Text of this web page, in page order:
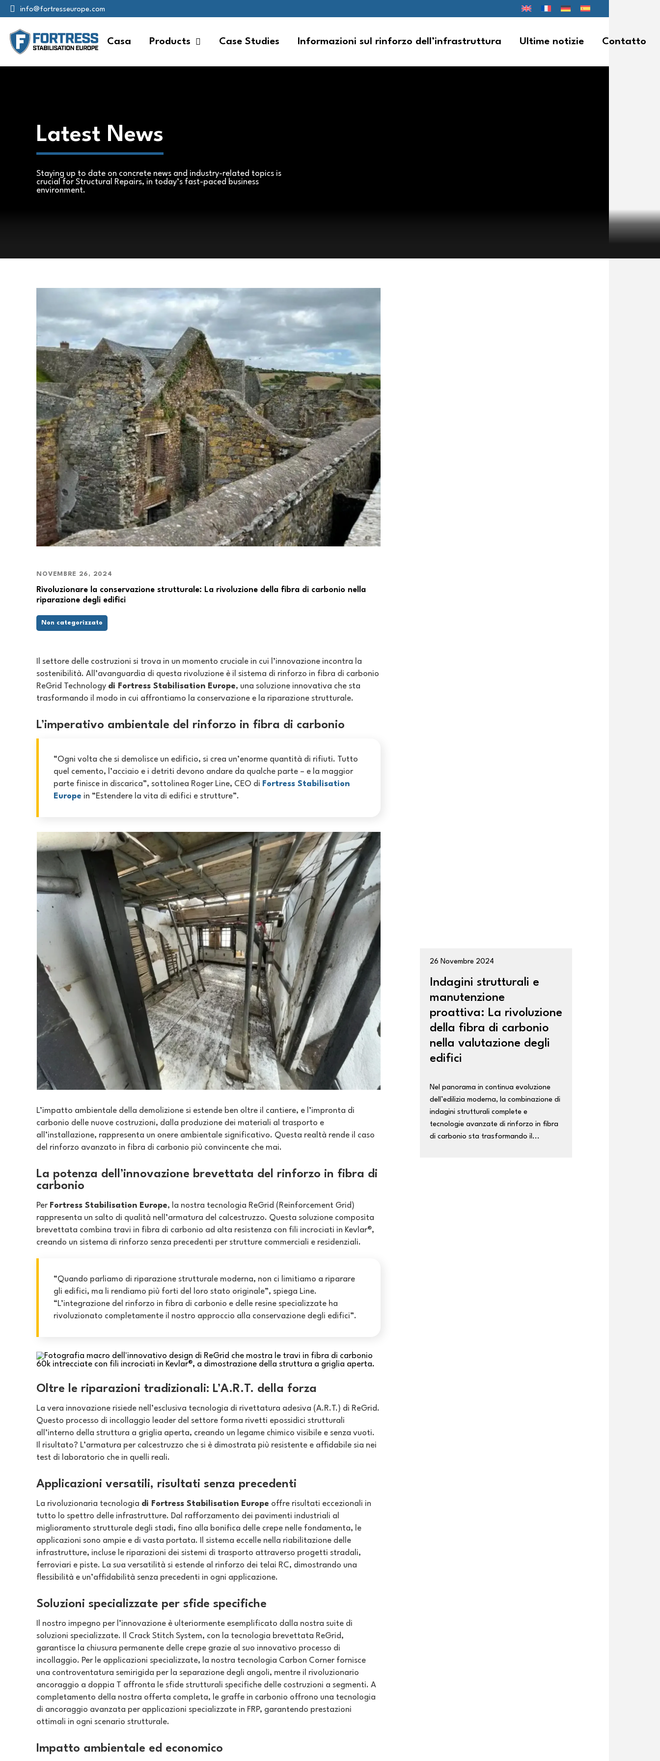
info@fortresseurope.com
Casa Products Case Studies Informazioni sul rinforzo dell’infrastruttura Ultime notizie Contatto
Latest News
Staying up to date on concrete news and industry-related topics is
crucial for Structural Repairs, in today’s fast-paced business
environment.
NOVEMBRE 26, 2024
Rivoluzionare la conservazione strutturale: La rivoluzione della fibra di carbonio nella
riparazione degli edifici
Non categorizzato
Il settore delle costruzioni si trova in un momento cruciale in cui l’innovazione incontra la
sostenibilità. All’avanguardia di questa rivoluzione è il sistema di rinforzo in fibra di carbonio
ReGrid Technology di Fortress Stabilisation Europe, una soluzione innovativa che sta
trasformando il modo in cui affrontiamo la conservazione e la riparazione strutturale.
L’imperativo ambientale del rinforzo in fibra di carbonio
“Ogni volta che si demolisce un edificio, si crea un’enorme quantità di rifiuti. Tutto
quel cemento, l’acciaio e i detriti devono andare da qualche parte – e la maggior
parte finisce in discarica”, sottolinea Roger Line, CEO di Fortress Stabilisation
Europe in “Estendere la vita di edifici e strutture”.
L’impatto ambientale della demolizione si estende ben oltre il cantiere, e l’impronta di
carbonio delle nuove costruzioni, dalla produzione dei materiali al trasporto e
all’installazione, rappresenta un onere ambientale significativo. Questa realtà rende il caso
del rinforzo avanzato in fibra di carbonio più convincente che mai.
La potenza dell’innovazione brevettata del rinforzo in fibra di
carbonio
Per Fortress Stabilisation Europe, la nostra tecnologia ReGrid (Reinforcement Grid)
rappresenta un salto di qualità nell’armatura del calcestruzzo. Questa soluzione composita
brevettata combina travi in fibra di carbonio ad alta resistenza con fili incrociati in Kevlar®,
creando un sistema di rinforzo senza precedenti per strutture commerciali e residenziali.
“Quando parliamo di riparazione strutturale moderna, non ci limitiamo a riparare
gli edifici, ma li rendiamo più forti del loro stato originale”, spiega Line.
“L’integrazione del rinforzo in fibra di carbonio e delle resine specializzate ha
rivoluzionato completamente il nostro approccio alla conservazione degli edifici”.
Oltre le riparazioni tradizionali: L’A.R.T. della forza
La vera innovazione risiede nell’esclusiva tecnologia di rivettatura adesiva (A.R.T.) di ReGrid.
Questo processo di incollaggio leader del settore forma rivetti epossidici strutturali
all’interno della struttura a griglia aperta, creando un legame chimico visibile e senza vuoti.
Il risultato? L’armatura per calcestruzzo che si è dimostrata più resistente e affidabile sia nei
test di laboratorio che in quelli reali.
Applicazioni versatili, risultati senza precedenti
La rivoluzionaria tecnologia di Fortress Stabilisation Europe offre risultati eccezionali in
tutto lo spettro delle infrastrutture. Dal rafforzamento dei pavimenti industriali al
miglioramento strutturale degli stadi, fino alla bonifica delle crepe nelle fondamenta, le
applicazioni sono ampie e di vasta portata. Il sistema eccelle nella riabilitazione delle
infrastrutture, incluse le riparazioni dei sistemi di trasporto attraverso progetti stradali,
ferroviari e piste. La sua versatilità si estende al rinforzo dei telai RC, dimostrando una
flessibilità e un’affidabilità senza precedenti in ogni applicazione.
Soluzioni specializzate per sfide specifiche
Il nostro impegno per l’innovazione è ulteriormente esemplificato dalla nostra suite di
soluzioni specializzate. Il Crack Stitch System, con la tecnologia brevettata ReGrid,
garantisce la chiusura permanente delle crepe grazie al suo innovativo processo di
incollaggio. Per le applicazioni specializzate, la nostra tecnologia Carbon Corner fornisce
una controventatura semirigida per la separazione degli angoli, mentre il rivoluzionario
ancoraggio a doppia T affronta le sfide strutturali specifiche delle costruzioni a segmenti. A
completamento della nostra offerta completa, le graffe in carbonio offrono una tecnologia
di ancoraggio avanzata per applicazioni specializzate in FRP, garantendo prestazioni
ottimali in ogni scenario strutturale.
Impatto ambientale ed economico
26 Novembre 2024
Indagini strutturali e
manutenzione
proattiva: La rivoluzione
della fibra di carbonio
nella valutazione degli
edifici
Nel panorama in continua evoluzione
dell’edilizia moderna, la combinazione di
indagini strutturali complete e
tecnologie avanzate di rinforzo in fibra
di carbonio sta trasformando il...